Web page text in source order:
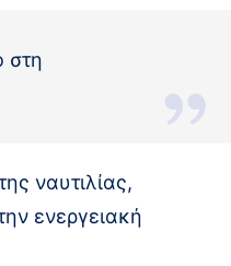
στη
ναυτιλίας,
ενεργειακή